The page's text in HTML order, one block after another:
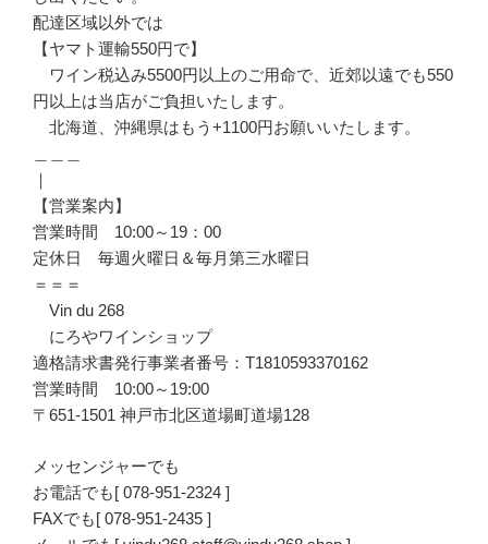
配達区域以外では
【ヤマト運輸550円で】
ワイン税込み5500円以上のご用命で、近郊以遠でも550
円以上は当店がご負担いたします。
北海道、沖縄県はもう+1100円お願いいたします。
｜
【営業案内】
営業時間 10:00～19：00
定休日 毎週火曜日＆毎月第三水曜日
＝＝＝
Vin du 268
にろやワインショップ
適格請求書発行事業者番号：T1810593370162
営業時間 10:00～19:00
〒651-1501 神戸市北区道場町道場128
メッセンジャーでも
お電話でも[ 078-951-2324 ]
FAXでも[ 078-951-2435 ]